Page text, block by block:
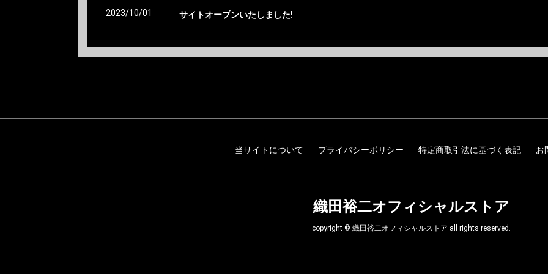
2023/10/01 サイトオープンいたしました!
当サイトについて プライバシーポリシー 特定商取引法に基づく表記 お
織田裕二オフィシャルストア
copyright © 織田裕二オフィシャルストア all rights reserved.